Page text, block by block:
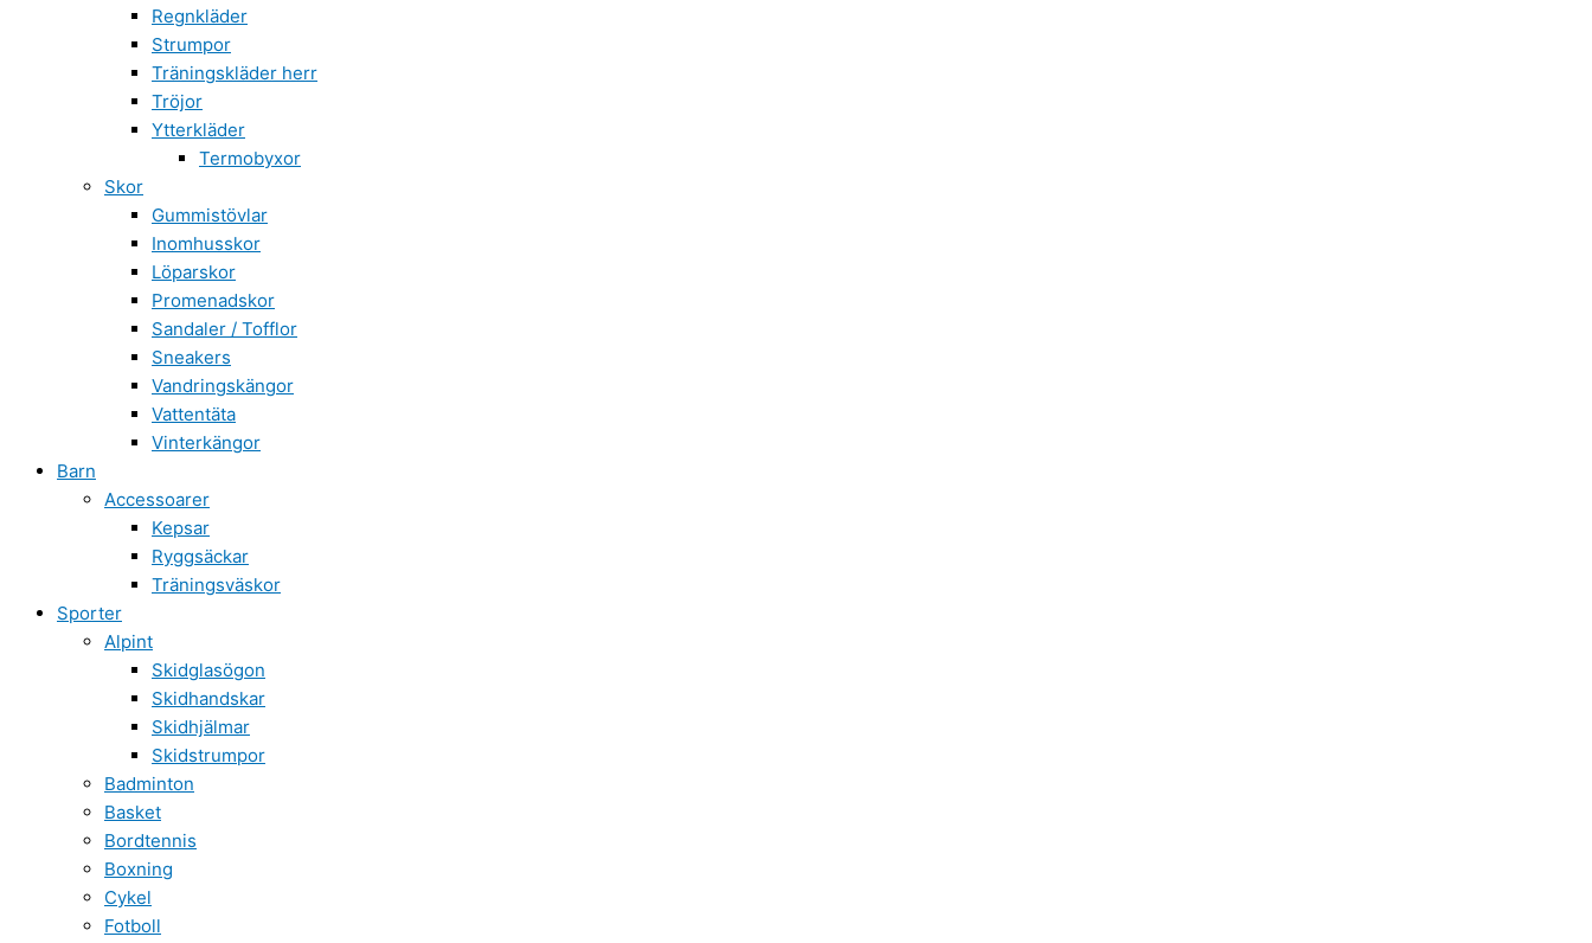
Regnkläder
Strumpor
Träningskläder herr
Tröjor
Ytterkläder
Termobyxor
Skor
Gummistövlar
Inomhusskor
Löparskor
Promenadskor
Sandaler / Tofflor
Sneakers
Vandringskängor
Vattentäta
Vinterkängor
Barn
Accessoarer
Kepsar
Ryggsäckar
Träningsväskor
Sporter
Alpint
Skidglasögon
Skidhandskar
Skidhjälmar
Skidstrumpor
Badminton
Basket
Bordtennis
Boxning
Cykel
Fotboll